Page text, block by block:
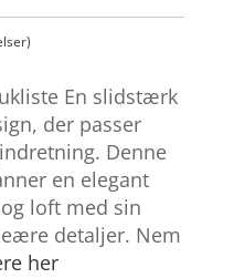
En slidstærk
der passer
Denne
en elegant
loft med sin
detaljer. Nem
her